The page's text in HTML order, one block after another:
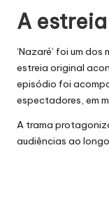
A
‘Nazaré’ foi um
estreia original
episódio foi
espectadores, em
A trama
audiências ao